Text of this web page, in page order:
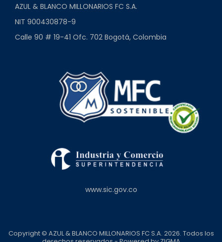
AZUL & BLANCO MILLONARIOS FC S.A.
NIT 900430878-9
Calle 90 # 19-41 Ofc. 702 Bogotá, Colombia
www.sic.gov.co
Copyright © AZUL & BLANCO MILLONARIOS FC S.A. 2026. Todos los